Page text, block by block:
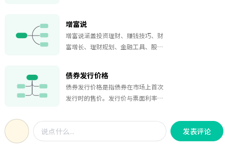
增富说
增富说涵盖投资理财、赚钱技巧、财
富增长、理财规划、金融工具、股票
债券发行价格
债券发行价格是指债券在市场上首次
发行时的售价。发行价与票面利率和
价。在债券市场上，溢价表示发行价
格高于面值，贴水表示发行价格低于
面值。好坏转换是指债券发行时的市
发表评论